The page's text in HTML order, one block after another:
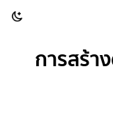
การสร้า